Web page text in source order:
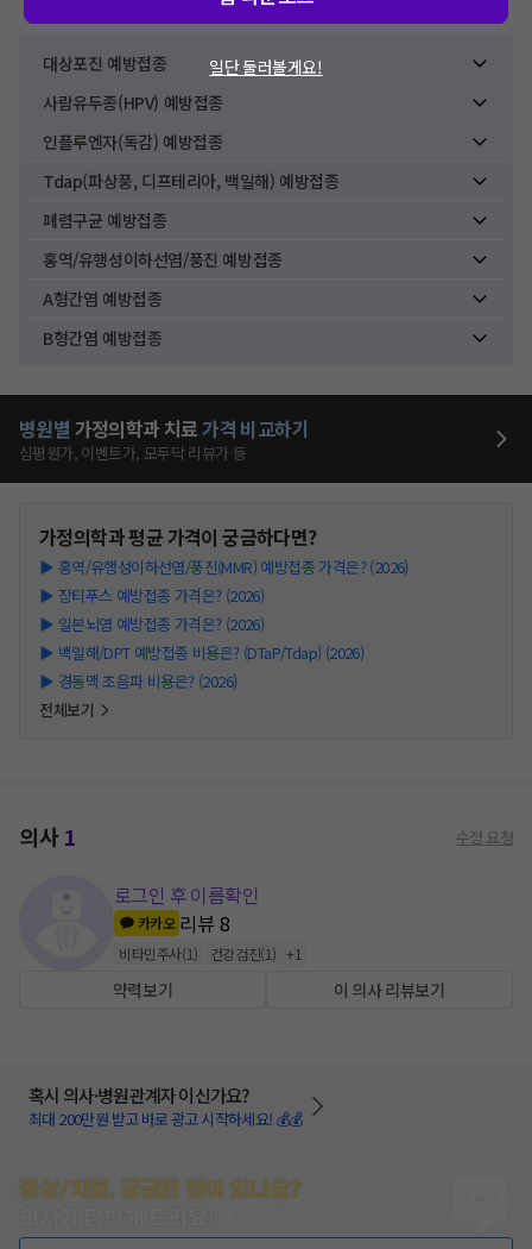
대상포진 예방접종
사람유두종(HPV) 예방접종
인플루엔자(독감) 예방접종
Tdap(파상풍, 디프테리아, 백일해) 예방접종
폐렴구균 예방접종
홍역/유행성이하선염/풍진 예방접종
A형간염 예방접종
B형간염 예방접종
병원별 가정의학과 치료가격 비교하기
심평원가, 이벤트가, 모두닥 리뷰가 등
가정의학과평균 가격이 궁금하다면?
▶ 홍역/유행성이하선염/풍진(MMR) 예방접종 가격은? (2026)
▶ 장티푸스 예방접종 가격은? (2026)
▶ 일본뇌염 예방접종 가격은? (2026)
▶ 백일해/DPT 예방접종 비용은? (DTaP/Tdap) (2026)
▶ 경동맥 초음파 비용은? (2026)
전체보기
의사1 수정 요청
로그인 후 이름확인
카카오 리뷰8
비타민주사(1) 건강검진(1) +1
약력보기 이 의사 리뷰보기
혹시 의사·병원관계자 이신가요?
최대 200만원 받고 바로 광고 시작하세요! 💰💰
증상/치료, 궁금한 점이 있나요?
일단 둘러볼게요!